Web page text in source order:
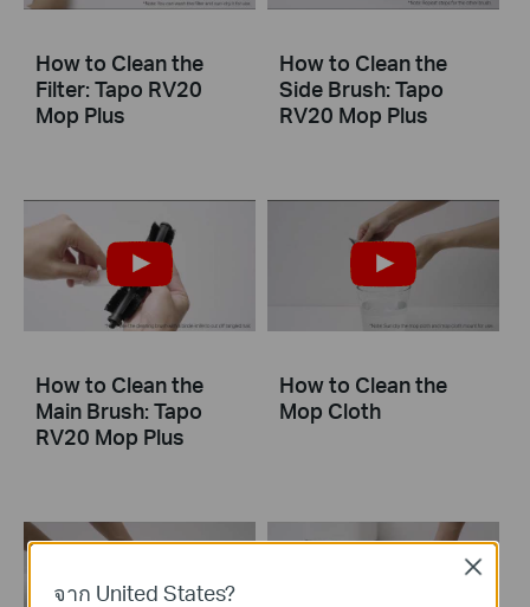
How to Clean the
Filter: Tapo RV20
Mop Plus
How to Clean the
Side Brush: Tapo
RV20 Mop Plus
How to Clean the
Main Brush: Tapo
RV20 Mop Plus
How to Clean the
Mop Cloth
จาก United States?
Close